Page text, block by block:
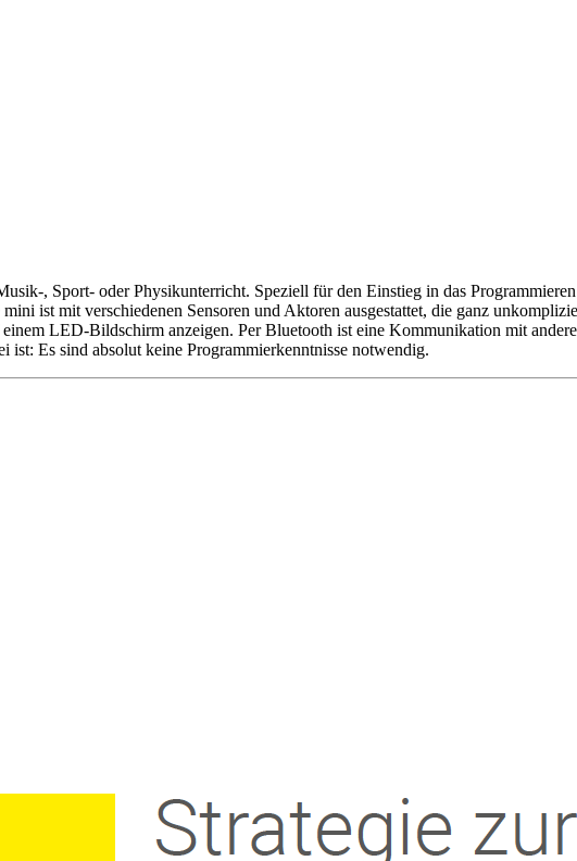
, Sport- oder Physikunterricht. Speziell für den Einstieg in das
ist mit verschiedenen Sensoren und Aktoren ausgestattet, die ganz
LED-Bildschirm anzeigen. Per Bluetooth ist eine Kommunikation mit
Es sind absolut keine Programmierkenntnisse notwendig.